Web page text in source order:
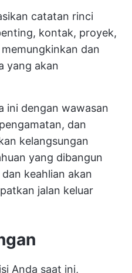
catatan rinci
kontak, proyek,
dan
yang akan
ini dengan wawasan
dan
kelangsungan
yang dibangun
keahlian akan
jalan keluar
Anda saat ini,